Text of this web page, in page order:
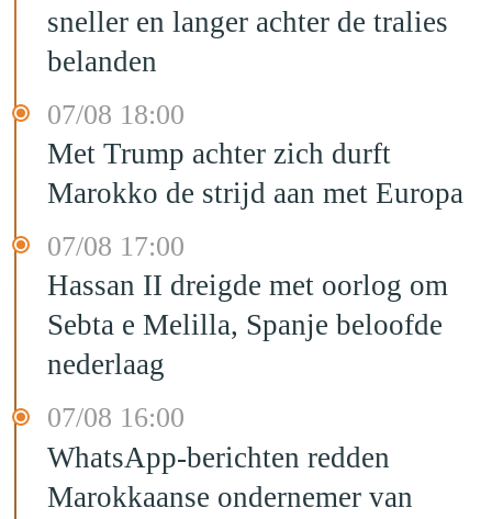
sneller en langer achter de tralies
belanden
07/08 18:00
Met Trump achter zich durft
Marokko de strijd aan met Europa
07/08 17:00
Hassan II dreigde met oorlog om
Sebta e Melilla, Spanje beloofde
nederlaag
07/08 16:00
WhatsApp-berichten redden
Marokkaanse ondernemer van